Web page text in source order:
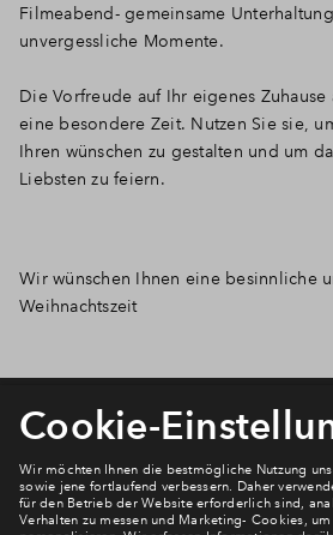
Filmeabend- gemeinsame
unvergessliche Momente.
Die Vorfreude auf Ihr eigenes Zuhause
eine besondere Zeit. Nutzen Sie sie,
Ihren wünschen zu gestalten und um
Liebsten zu feiern.
Wir wünschen Ihnen eine besinnliche
Weihnachtszeit
Newsletter
Verpassen Sie zu diesem
mehr! Wir halten Sie auf dem
regelmäßig erscheinenden